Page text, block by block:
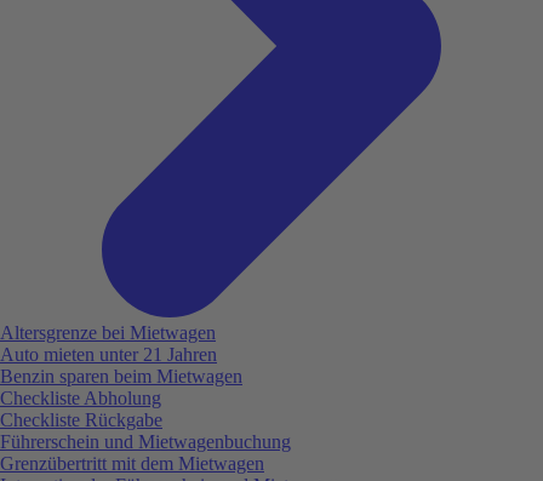
Altersgrenze bei Mietwagen
Auto mieten unter 21 Jahren
Benzin sparen beim Mietwagen
Checkliste Abholung
Checkliste Rückgabe
Führerschein und Mietwagenbuchung
Grenzübertritt mit dem Mietwagen